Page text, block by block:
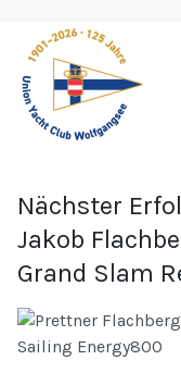
Nächster
Jakob
Grand Slam